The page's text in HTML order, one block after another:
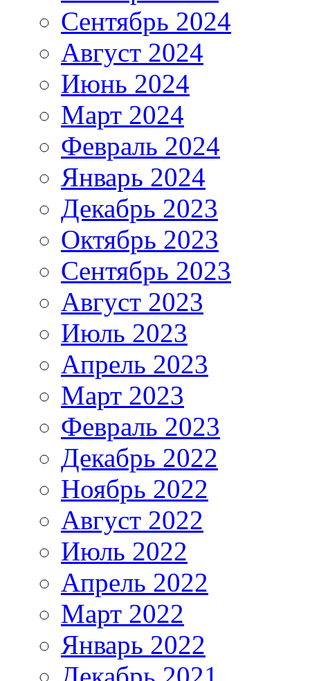
Сентябрь 2024
Август 2024
Июнь 2024
Март 2024
Февраль 2024
Январь 2024
Декабрь 2023
Октябрь 2023
Сентябрь 2023
Август 2023
Июль 2023
Апрель 2023
Март 2023
Февраль 2023
Декабрь 2022
Ноябрь 2022
Август 2022
Июль 2022
Апрель 2022
Март 2022
Январь 2022